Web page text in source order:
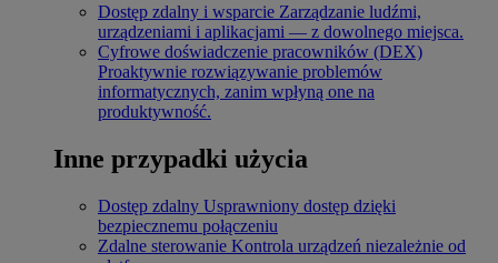
Dostęp zdalny i wsparcie Zarządzanie ludźmi,
urządzeniami i aplikacjami — z dowolnego miejsca.
Cyfrowe doświadczenie pracowników (DEX)
Proaktywnie rozwiązywanie problemów
informatycznych, zanim wpłyną one na
produktywność.
Inne przypadki użycia
Dostęp zdalny Usprawniony dostęp dzięki
bezpiecznemu połączeniu
Zdalne sterowanie Kontrola urządzeń niezależnie od